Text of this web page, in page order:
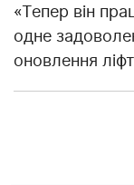
«Тепер він
одне
оновлення